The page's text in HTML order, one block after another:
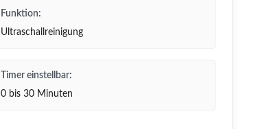
Funktion:
Ultraschallreinigung
Timer einstellbar:
0 bis 30 Minuten